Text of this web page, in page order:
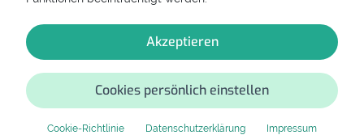
Akzeptieren
Cookies persönlich einstellen
Cookie-Richtlinie Datenschutzerklärung Impressum
für einen guten Zweck.